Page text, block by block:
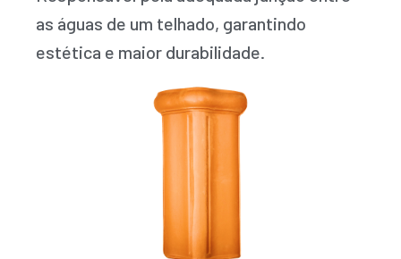
as águas de um telhado, garantindo
estética e maior durabilidade.